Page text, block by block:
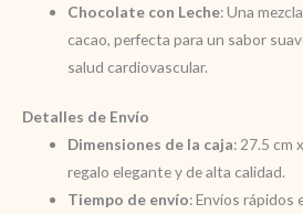
Chocolate con Leche: Una
cacao, perfecta para un sabor
salud cardiovascular.
Detalles de Envío
Dimensiones de la caja: 27.5 cm
regalo elegante y de alta calidad.
Tiempo de envío: Envíos rápidos